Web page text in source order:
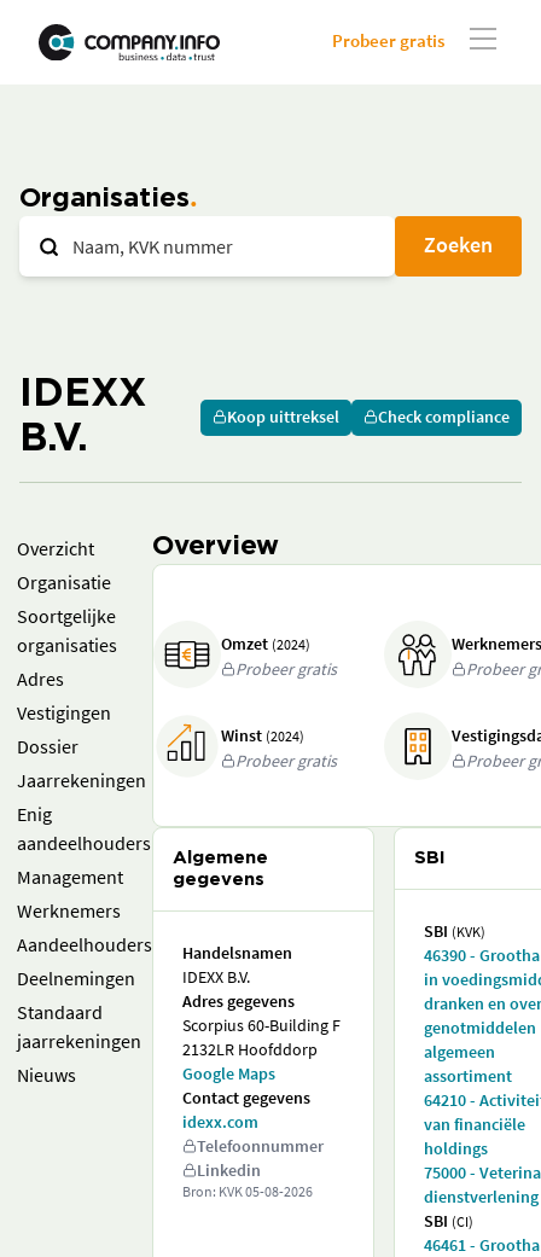
Probeer gratis
Organisaties
Zoeken
IDEXX
B.V.
Koop uittreksel Check compliance
Overzicht
Organisatie
Soortgelijke
organisaties
Adres
Vestigingen
Dossier
Jaarrekeningen
Enig
aandeelhouders
Management
Werknemers
Aandeelhouders
Deelnemingen
Standaard
jaarrekeningen
Nieuws
Overview
Omzet (2024)
Probeer gratis
Probeer
Winst (2024)
Probeer gratis
Probeer
Algemene
gegevens
Handelsnamen
IDEXX B.V.
Adres gegevens
Scorpius 60-Building F
2132LR Hoofddorp
Google Maps
Contact gegevens
idexx.com
Telefoonnummer
Linkedin
Bron: KVK05-08-2026
SBI
SBI (KVK)
46390 -
in
dranken en
genotmiddelen
algemeen
assortiment
64210 -
van financiële
holdings
75000 -
dienstverlening
SBI (CI)
46461 -